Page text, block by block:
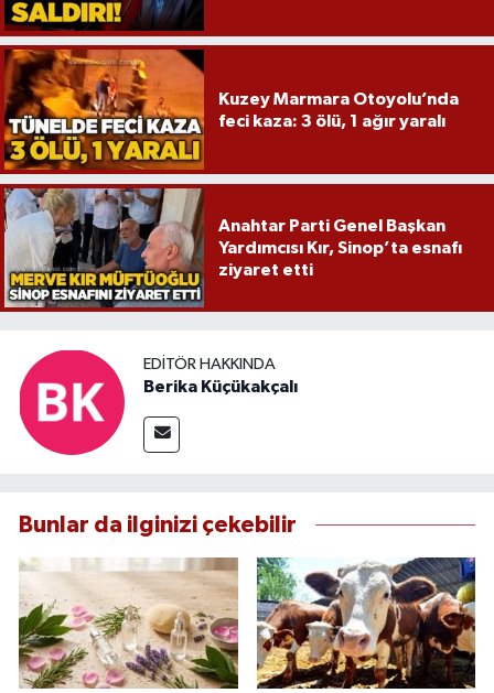
Kuzey Marmara Otoyolu’nda
feci kaza: 3 ölü, 1 ağır yaralı
Anahtar Parti Genel Başkan
Yardımcısı Kır, Sinop’ta esnafı
ziyaret etti
EDITÖR HAKKINDA
Berika Küçükakçalı
Bunlar da ilginizi çekebilir